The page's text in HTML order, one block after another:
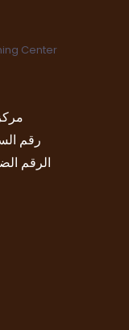
رقم السجل
الرقم الضريبي :